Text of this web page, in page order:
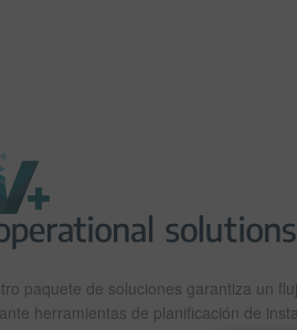
paquete de soluciones garantiza un
herramientas de planificación de